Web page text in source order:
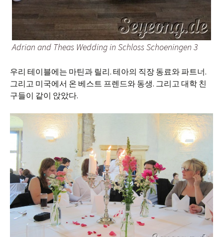
Adrian and Theas Wedding in Schloss Schoeningen 3
우리 테이블에는 마틴과 릴리. 테아의 직장 동료와 파트너.
그리고 미국에서 온 베스트 프렌드와 동생. 그리고 대학 친
구들이 같이 앉았다.